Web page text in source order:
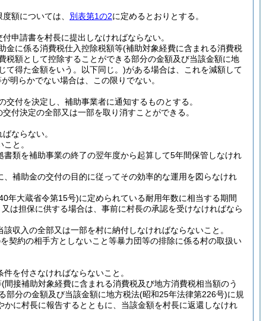
額については、 別表第1の2に定めるとおりとする。
申請書を村長に提出しなければならない。
金に係る消費税仕入控除税額等(補助対象経費に含まれる消費税
税額として控除することができる部分の金額及び当該金額に地
て得た金額をいう。以下同じ。)がある場合は、これを減額して
明らかでない場合は、この限りでない。
付を決定し、補助事業者に通知するものとする。
付決定の全部又は一部を取り消すことができる。
ならない。
と。
類を補助事業の終了の翌年度から起算して5年間保管しなけれ
補助金の交付の目的に従ってその効率的な運用を図らなけれ
年大蔵省令第15号)に定められている耐用年数に相当する期間
は担保に供する場合は、事前に村長の承認を受けなければなら
収入の全部又は一部を村に納付しなければならないこと。
契約の相手方としないこと等暴力団等の排除に係る村の取扱い
を付さなければならないこと。
(間接補助対象経費に含まれる消費税及び地方消費税相当額のう
部分の金額及び当該金額に地方税法(昭和25年法律第226号)に規
に村長に報告するとともに、当該金額を村長に返還しなけれ